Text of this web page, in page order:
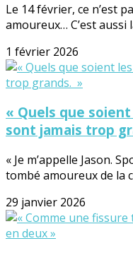
Le 14 février, ce n’est
amoureux… C’est aussi
1 février 2026
« Quels que
sont jamais trop
« Je m’appelle Jason.
tombé amoureux de la
29 janvier 2026